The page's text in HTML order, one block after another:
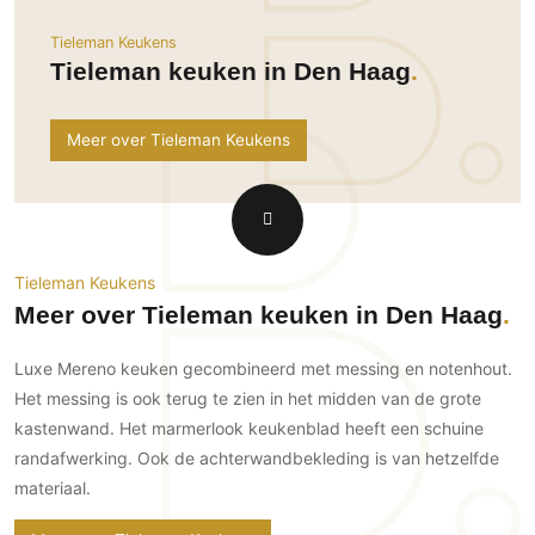
Inrichting
Roomdividers
Bedden
Glas
Interieurbouw
Trappen
Keukens
Keukenapparatuur
Keukenbladen
Buitendeuren
Deursystemen
Glazen wandsystemen
Vouwwanden
Zonwering
Buitenshutters
Overig
Autolift
Tuinverlichting
Hekwerken en poorten
Zwemmen
Tuin wellness
Buitenvloeren
Houten buitenvloeren
buitenvloeren
Vlonders
Serre/Veranda
Thuisbioscoop
Toilet
Woonkamer
Bijgebouw / Poolhouse
Terrasoverkapping
Tuin
Villa
Zwembad
Tieleman Keukens
Tieleman keuken in Den Haag
Meer over Tieleman Keukens
Tieleman Keukens
Meer over Tieleman keuken in Den Haag
Luxe Mereno keuken gecombineerd met messing en notenhout.
Het messing is ook terug te zien in het midden van de grote
kastenwand. Het marmerlook keukenblad heeft een schuine
randafwerking. Ook de achterwandbekleding is van hetzelfde
materiaal.